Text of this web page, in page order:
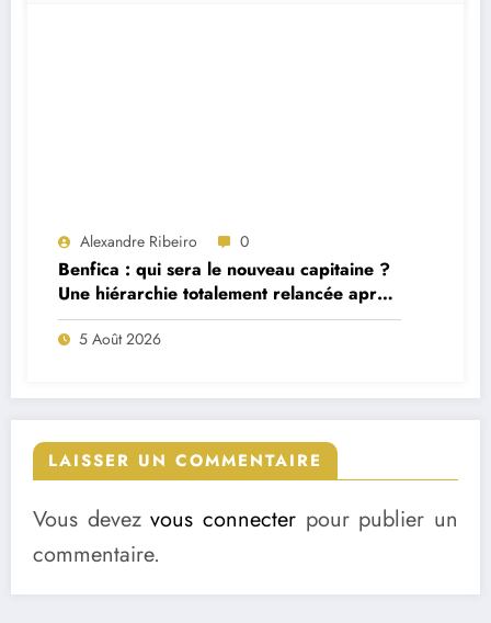
Alexandre Ribeiro 0
Benfica : qui sera le nouveau capitaine ?
Une hiérarchie totalement relancée après
deux départs majeurs
5 Août 2026
LAISSER UN COMMENTAIRE
Vous devezvous connecter pour publier un
commentaire.